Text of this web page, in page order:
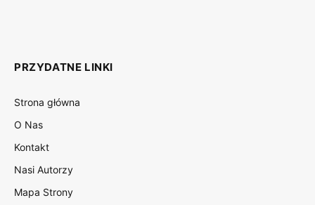
PRZYDATNE LINKI
Strona główna
O Nas
Kontakt
Nasi Autorzy
Mapa Strony